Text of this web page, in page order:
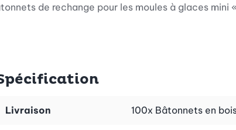
de rechange pour les moules à glaces
Livraison 100x Bâtonnets en